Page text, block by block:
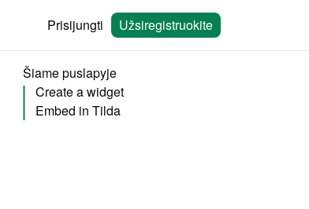
Prisijungti Užsiregistruokite
Šiame puslapyje
Create a widget
Embed in Tilda